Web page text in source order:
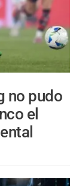
no pudo
el